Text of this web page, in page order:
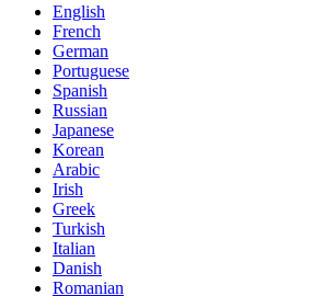
English
French
German
Portuguese
Spanish
Russian
Japanese
Korean
Arabic
Irish
Greek
Turkish
Italian
Danish
Romanian